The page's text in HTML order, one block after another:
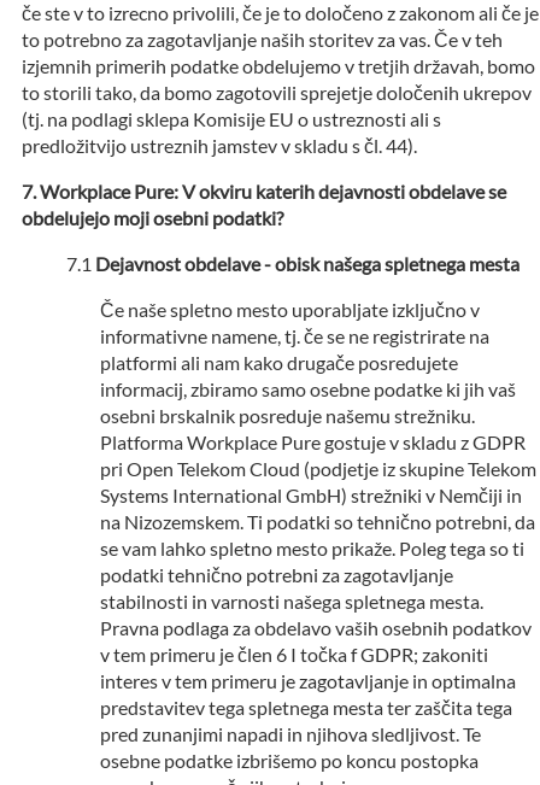
če ste v to izrecno privolili, če je to določeno z zakonom ali če je
to potrebno za zagotavljanje naših storitev za vas. Če v teh
izjemnih primerih podatke obdelujemo v tretjih državah, bomo
to storili tako, da bomo zagotovili sprejetje določenih ukrepov
(tj. na podlagi sklepa Komisije EU o ustreznosti ali s
predložitvijo ustreznih jamstev v skladu s čl. 44).
Workplace Pure: V okviru katerih dejavnosti obdelave se
obdelujejo moji osebni podatki?
Dejavnost obdelave - obisk našega spletnega mesta
Če naše spletno mesto uporabljate izključno v
informativne namene, tj. če se ne registrirate na
platformi ali nam kako drugače posredujete
informacij, zbiramo samo osebne podatke ki jih vaš
osebni brskalnik posreduje našemu strežniku.
Platforma Workplace Pure gostuje v skladu z GDPR
pri Open Telekom Cloud (podjetje iz skupine Telekom
Systems International GmbH) strežniki v Nemčiji in
na Nizozemskem. Ti podatki so tehnično potrebni, da
se vam lahko spletno mesto prikaže. Poleg tega so ti
podatki tehnično potrebni za zagotavljanje
stabilnosti in varnosti našega spletnega mesta.
Pravna podlaga za obdelavo vaših osebnih podatkov
v tem primeru je člen 6 I točka f GDPR; zakoniti
interes v tem primeru je zagotavljanje in optimalna
predstavitev tega spletnega mesta ter zaščita tega
pred zunanjimi napadi in njihova sledljivost. Te
osebne podatke izbrišemo po koncu postopka